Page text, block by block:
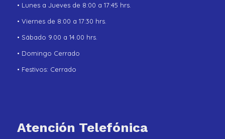
• Lunes a Jueves de 8:00 a 17:45 hrs.
• Viernes de 8:00 a 17:30 hrs.
• Sábado 9.00 a 14.00 hrs.
• Domingo Cerrado
• Festivos: Cerrado
Atención Telefónica